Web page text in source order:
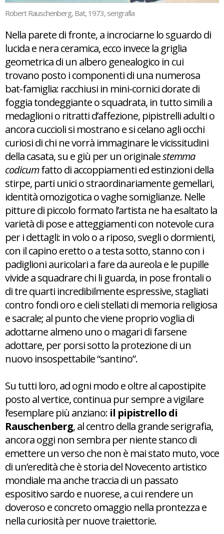
Robert Rauschenberg, Bat, 1973, serigrafia
Nella parete di fronte, a incrociarne lo sguardo di
lucida e nera ceramica, ecco invece la griglia
geometrica di un albero genealogico in cui
trovano posto i componenti di una numerosa
bat-famiglia: racchiusi in mini-cornici dorate di
foggia tondeggiante o squadrata, in tutto simili a
medaglioni o ritratti d’affezione, pipistrelli adulti o
ancora cuccioli si mostrano e si celano agli occhi
curiosi di chi ne vorrà immaginare le vicissitudini
della casata, su e giù per un originalestemma
codicumfatto di accoppiamenti ed estinzioni della
stirpe, parti unici o straordinariamente gemellari,
identità omozigotica o vaghe somiglianze. Nelle
pitture di piccolo formato l’artista ne ha esaltato la
varietà di pose e atteggiamenti con notevole cura
per i dettagli: in volo o a riposo, svegli o dormienti,
con il capino eretto o a testa sotto, stanno con i
padiglioni auricolari a fare da aureola e le pupille
vivide a squadrare chi li guarda, in pose frontali o
di tre quarti incredibilmente espressive, stagliati
contro fondi oro e cieli stellati di memoria religiosa
e sacrale; al punto che viene proprio voglia di
adottarne almeno uno o magari di farsene
adottare, per porsi sotto la protezione di un
nuovo insospettabile “santino”.
Su tutti loro, ad ogni modo e oltre al capostipite
posto al vertice, continua pur sempre a vigilare
l’esemplare più anziano: il pipistrello di
Rauschenberg, al centro della grande serigrafia,
ancora oggi non sembra per niente stanco di
emettere un verso che non è mai stato muto, voce
di un’eredità che è storia del Novecento artistico
mondiale ma anche traccia di un passato
espositivo sardo e nuorese, a cui rendere un
doveroso e concreto omaggio nella prontezza e
nella curiosità per nuove traiettorie.